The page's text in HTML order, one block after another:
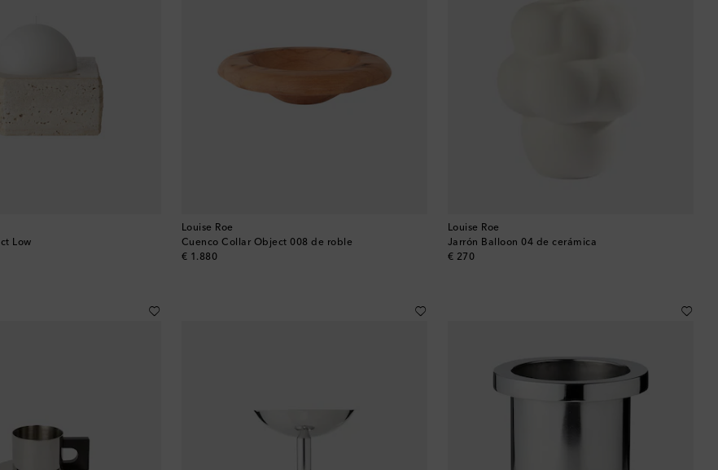
Low
Louise Roe
Cuenco Collar Object 008 de roble
€ 1.880
original price
Louise Roe
Jarrón Balloon 04 de cerámica
€ 270
original price